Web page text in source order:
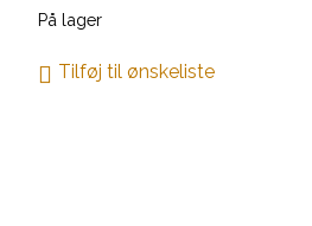
På lager
Tilføj til ønskeliste